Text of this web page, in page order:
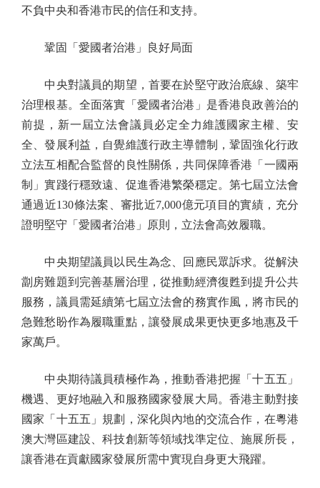
不負中央和香港市民的信任和支持。
鞏固「愛國者治港」良好局面
中央對議員的期望，首要在於堅守政治底線、築牢
治理根基。全面落實「愛國者治港」是香港良政善治的
前提，新一屆立法會議員必定全力維護國家主權、安
全、發展利益，自覺維護行政主導體制，鞏固強化行政
立法互相配合監督的良性關係，共同保障香港「一國兩
制」實踐行穩致遠、促進香港繁榮穩定。第七屆立法會
通過近130條法案、審批近7,000億元項目的實績，充分
證明堅守「愛國者治港」原則，立法會高效履職。
中央期望議員以民生為念、回應民眾訴求。從解決
劏房難題到完善基層治理，從推動經濟復甦到提升公共
服務，議員需延續第七屆立法會的務實作風，將市民的
急難愁盼作為履職重點，讓發展成果更快更多地惠及千
家萬戶。
中央期待議員積極作為，推動香港把握「十五五」
機遇、更好地融入和服務國家發展大局。香港主動對接
國家「十五五」規劃，深化與內地的交流合作，在粵港
澳大灣區建設、科技創新等領域找準定位、施展所長，
讓香港在貢獻國家發展所需中實現自身更大飛躍。